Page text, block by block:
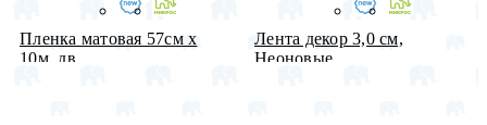
Пленка матовая 57см х
10м, дв...
Лента декор 3,0 см,
Неоновые ...